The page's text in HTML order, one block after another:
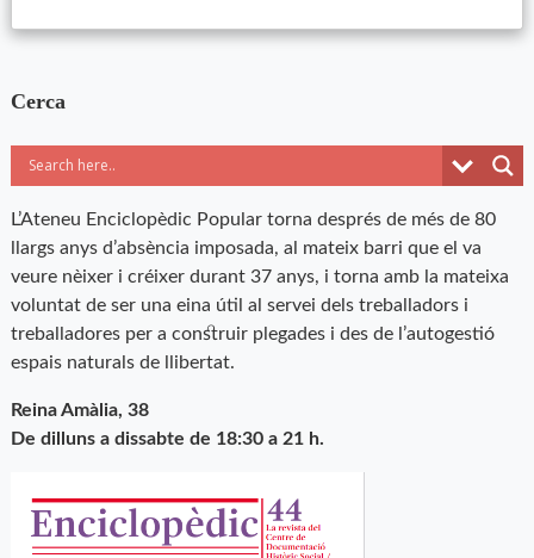
Cerca
L’Ateneu Enciclopèdic Popular torna després de més de 80
llargs anys d’absència imposada, al mateix barri que el va
veure nèixer i créixer durant 37 anys, i torna amb la mateixa
voluntat de ser una eina útil al servei dels treballadors i
treballadores per a construir plegades i des de l’autogestió
espais naturals de llibertat.
Reina Amàlia, 38
De dilluns a dissabte de 18:30 a 21 h.